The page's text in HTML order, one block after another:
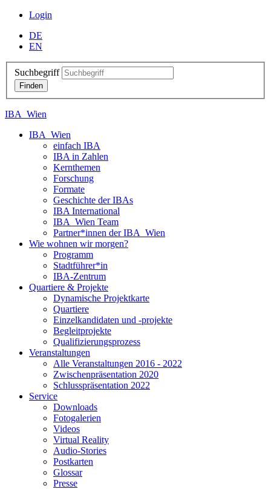
Login
DE
EN
Suchbegriff
IBA_Wien
IBA_Wien
einfach IBA
IBA in Zahlen
Kernthemen
Forschung
Formate
Geschichte der IBAs
IBA International
IBA_Wien Team
Partner*innen der IBA_Wien
Wie wohnen wir morgen?
Programm
Stadtführer*in
IBA-Zentrum
Quartiere & Projekte
Dynamische Projektkarte
Quartiere
Einzelkandidaten und -projekte
Begleitprojekte
Qualifizierungsprozess
Veranstaltungen
Alle Veranstaltungen 2016 - 2022
Zwischenpräsentation 2020
Schlusspräsentation 2022
Service
Downloads
Fotogalerien
Videos
Virtual Reality
Audio-Stories
Postkarten
Glossar
Presse